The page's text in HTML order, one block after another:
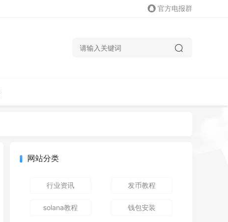
官方电报群
网站分类
行业资讯 发币教程
solana教程 钱包安装